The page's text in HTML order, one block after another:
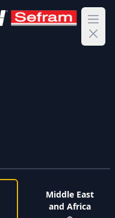
Middle East
and Africa